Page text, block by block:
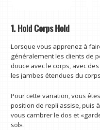
1. Hold Corps Hold
Lorsque vous apprenez à
généralement les clients de
douce avec le corps, avec
les jambes étendues du
Pour cette variation, vous
position de repli assise, puis
vous cambrer le dos et
sol».